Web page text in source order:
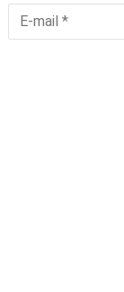
E-